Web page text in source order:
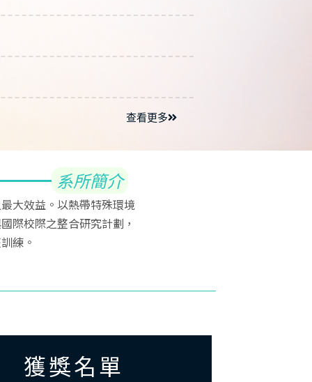
查看更多
系所簡介
大效益。以熱帶特殊環境
際校際之整合研究計劃，
練。
獲獎名單